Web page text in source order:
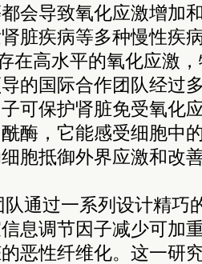
会导致氧化应激增加
脏疾病等多种慢性疾
在高水平的氧化应激
的国际合作团队经过
可保护肾脏免受氧化
酶，它能感受细胞中
胞抵御外界应激和改
通过一系列设计精巧
息调节因子减少可加
恶性纤维化。这一研